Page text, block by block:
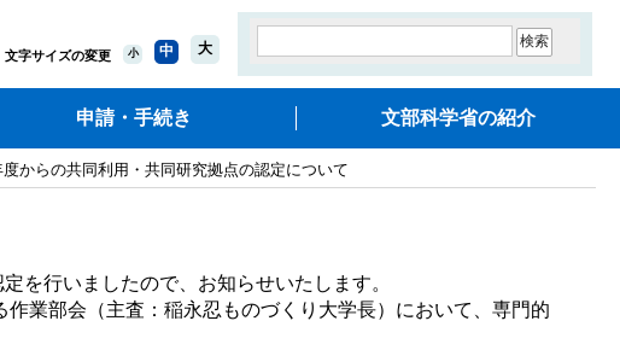
文字サイズの変更 小 中 大
申請・手続き 文部科学省の紹介
からの共同利用・共同研究拠点の認定について
を行いましたので、お知らせいたします。
業部会（主査：稲永忍ものづくり大学長）において、専門的